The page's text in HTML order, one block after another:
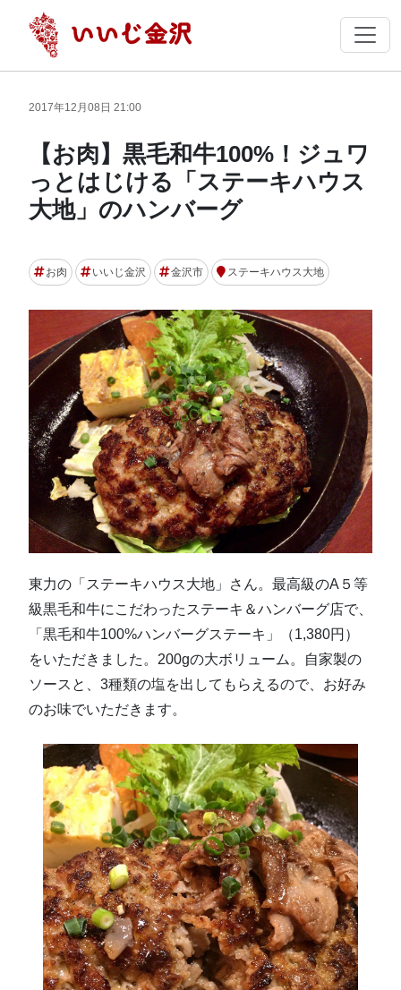
2017年12月08日 21:00
【お肉】黒毛和牛100%！ジュワ
っとはじける「ステーキハウス
大地」のハンバーグ
お肉 いいじ金沢 金沢市 ステーキハウス大地
東力の「ステーキハウス大地」さん。最高級のA５等
級黒毛和牛にこだわったステーキ＆ハンバーグ店で、
「黒毛和牛100%ハンバーグステーキ」（1,380円）
をいただきました。200gの大ボリューム。自家製の
ソースと、3種類の塩を出してもらえるので、お好み
のお味でいただきます。